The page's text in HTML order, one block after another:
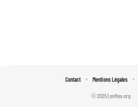
© 2025 | onflex.org
Contact Mentions Légales